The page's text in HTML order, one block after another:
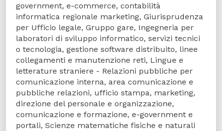
government, e-commerce, contabilità
informatica regionale marketing, Giurisprudenza
per Ufficio legale, Gruppo gare, Ingegneria per
laboratori di sviluppo informatico, servizi tecnici
o tecnologia, gestione software distribuito, linee
collegamenti e manutenzione reti, Lingue e
letterature straniere - Relazioni pubbliche per
comunicazione interna, area comunicazione e
pubbliche relazioni, ufficio stampa, marketing,
direzione del personale e organizzazione,
comunicazione e formazione, e-government e
portali, Scienze matematiche fisiche e naturali